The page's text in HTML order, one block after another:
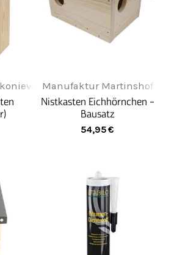
Greifenwerkstatt
Manufaktur Martinshof
Nistkasten Eichhörnchen -
Bausatz
54,95€